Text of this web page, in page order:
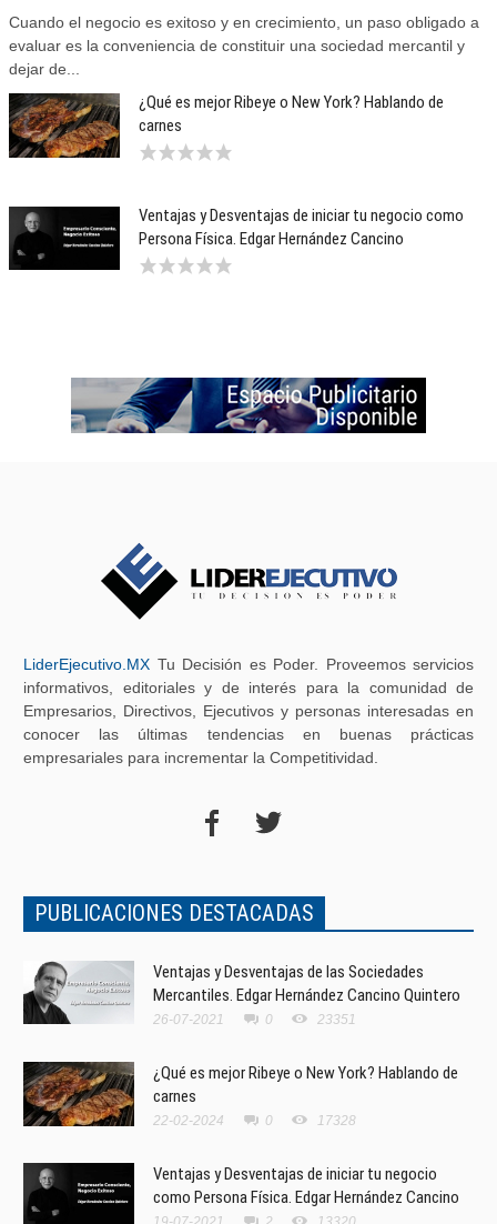
Cuando el negocio es exitoso y en crecimiento, un paso obligado a
evaluar es la conveniencia de constituir una sociedad mercantil y
dejar de...
¿Qué es mejor Ribeye o New York? Hablando de
carnes
Ventajas y Desventajas de iniciar tu negocio como
Persona Física. Edgar Hernández Cancino
LiderEjecutivo.MX Tu Decisión es Poder. Proveemos servicios
informativos, editoriales y de interés para la comunidad de
Empresarios, Directivos, Ejecutivos y personas interesadas en
conocer las últimas tendencias en buenas prácticas
empresariales para incrementar la Competitividad.
PUBLICACIONES DESTACADAS
Ventajas y Desventajas de las Sociedades
Mercantiles. Edgar Hernández Cancino Quintero
26-07-2021 0 23351
¿Qué es mejor Ribeye o New York? Hablando de
carnes
22-02-2024 0 17328
Ventajas y Desventajas de iniciar tu negocio
como Persona Física. Edgar Hernández Cancino